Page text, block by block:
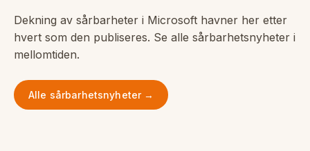
Dekning av sårbarheter i Microsoft havner her etter
hvert som den publiseres. Se alle sårbarhetsnyheter i
mellomtiden.
Alle sårbarhetsnyheter →